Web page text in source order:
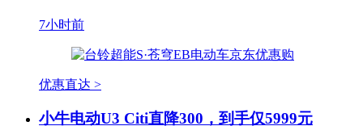
7小时前
优惠直达 >
小牛电动U3 Citi直降300，到手仅5999元